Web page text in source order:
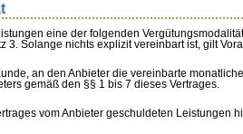
eine der folgenden
Solange nichts explizit vereinbart ist, gilt
an den Anbieter die vereinbarte
gemäß den §§ 1 bis 7 dieses Vertrages.
vom Anbieter geschuldeten Leistungen